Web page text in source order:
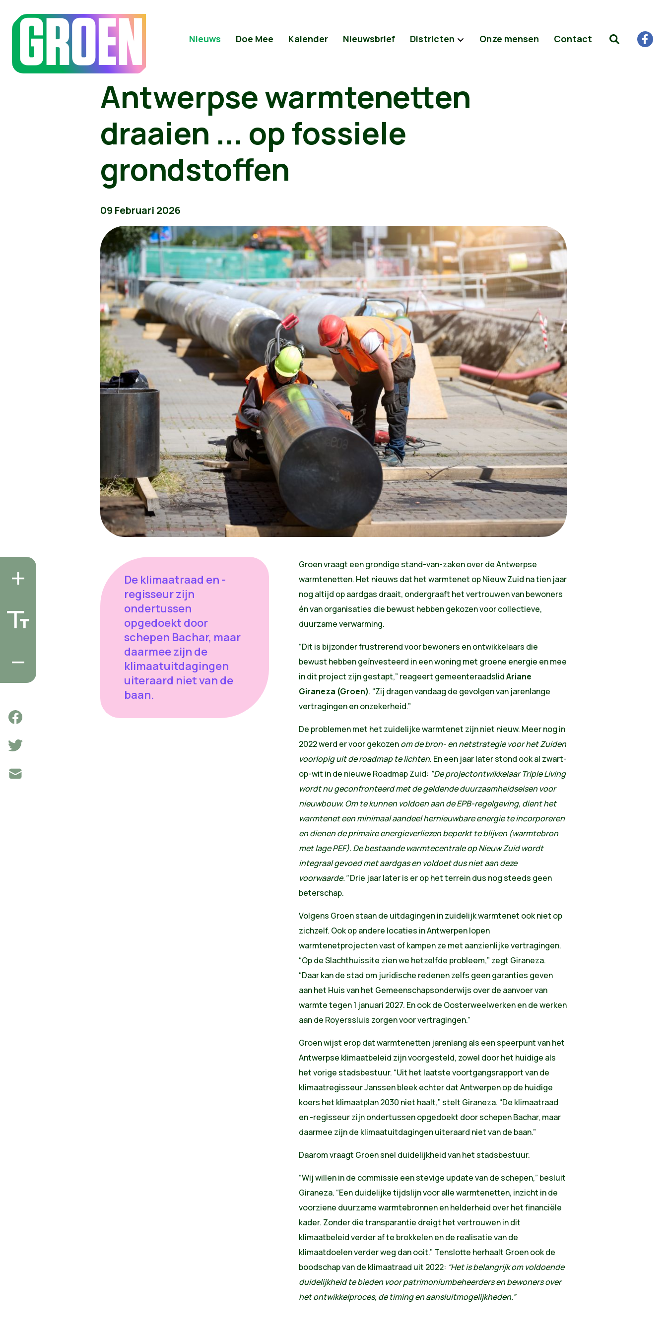
Nieuws Doe Mee Kalender Nieuwsbrief Districten Onze mensen Contact
Antwerpse warmtenetten
draaien ... op fossiele
grondstoffen
09 Februari 2026
De klimaatraad en -
regisseur zijn
ondertussen
opgedoekt door
schepen Bachar, maar
daarmee zijn de
klimaatuitdagingen
uiteraard niet van de
baan.
Groen vraagt een grondige stand-van-zaken over de Antwerpse
warmtenetten. Het nieuws dat het warmtenet op Nieuw Zuid na tien jaar
nog altijd op aardgas draait, ondergraaft het vertrouwen van bewoners
én van organisaties die bewust hebben gekozen voor collectieve,
duurzame verwarming.
“Dit is bijzonder frustrerend voor bewoners en ontwikkelaars die
bewust hebben geïnvesteerd in een woning met groene energie en mee
in dit project zijn gestapt,” reageert gemeenteraadslidAriane
Giraneza (Groen). “Zij dragen vandaag de gevolgen van jarenlange
vertragingen en onzekerheid.”
De problemen met het zuidelijke warmtenet zijn niet nieuw. Meer nog in
2022 werd er voor gekozenom de bron- en netstrategie voor het Zuiden
voorlopig uit de roadmap te lichten. En een jaar later stond ook al zwart-
op-wit in de nieuwe Roadmap Zuid: "De projectontwikkelaar Triple Living
wordt nu geconfronteerd met de geldende duurzaamheidseisen voor
nieuwbouw. Om te kunnen voldoen aan de EPB-regelgeving, dient het
warmtenet een minimaal aandeel hernieuwbare energie te incorporeren
en dienen de primaire energieverliezen beperkt te blijven (warmtebron
met lage PEF). De bestaande warmtecentrale op Nieuw Zuid wordt
integraal gevoed met aardgas en voldoet dus niet aan deze
voorwaarde."Drie jaar later is er op het terrein dus nog steeds geen
beterschap.
Volgens Groen staan de uitdagingen in zuidelijk warmtenet ook niet op
zichzelf. Ook op andere locaties in Antwerpen lopen
warmtenetprojecten vast of kampen ze met aanzienlijke vertragingen.
“Op de Slachthuissite zien we hetzelfde probleem,” zegt Giraneza.
“Daar kan de stad om juridische redenen zelfs geen garanties geven
aan het Huis van het Gemeenschapsonderwijs over de aanvoer van
warmte tegen 1 januari 2027. En ook de Oosterweelwerken en de werken
aan de Royerssluis zorgen voor vertragingen.”
Groen wijst erop dat warmtenetten jarenlang als een speerpunt van het
Antwerpse klimaatbeleid zijn voorgesteld, zowel door het huidige als
het vorige stadsbestuur. “Uit het laatste voortgangsrapport van de
klimaatregisseur Janssen bleek echter dat Antwerpen op de huidige
koers het klimaatplan 2030 niet haalt,” stelt Giraneza. “De klimaatraad
en -regisseur zijn ondertussen opgedoekt door schepen Bachar, maar
daarmee zijn de klimaatuitdagingen uiteraard niet van de baan.”
Daarom vraagt Groen snel duidelijkheid van het stadsbestuur.
“Wij willen in de commissie een stevige update van de schepen,” besluit
Giraneza. “Een duidelijke tijdslijn voor alle warmtenetten, inzicht in de
voorziene duurzame warmtebronnen en helderheid over het financiële
kader. Zonder die transparantie dreigt het vertrouwen in dit
klimaatbeleid verder af te brokkelen en de realisatie van de
klimaatdoelen verder weg dan ooit.” Tenslotte herhaalt Groen ook de
boodschap van de klimaatraad uit 2022: “Het is belangrijk om voldoende
duidelijkheid te bieden voor patrimoniumbeheerders en bewoners over
het ontwikkelproces, de timing en aansluitmogelijkheden.”